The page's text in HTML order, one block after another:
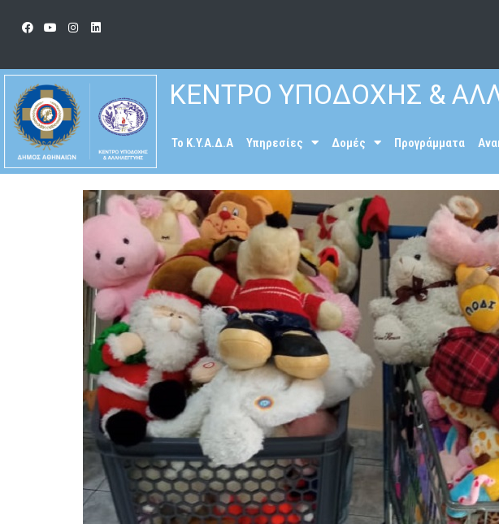
ΚΕΝΤΡΟ ΥΠΟΔΟΧΗΣ &
To K.Y.A.Δ.Α Υπηρεσίες Δομές Προγράμματα